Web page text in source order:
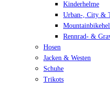
Kinderhelme
Urban-, City &
Rennrad- &
Hosen
Jacken & Westen
Schuhe
Trikots